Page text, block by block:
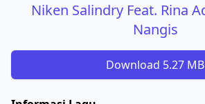
Niken Salindry Feat. Rina
Nangis
Download 5.27 MB